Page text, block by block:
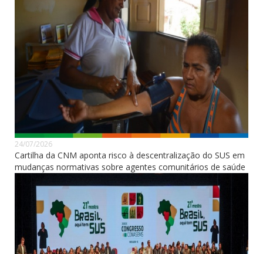
24/07/2026
Cartilha da CNM aponta risco à descentralização do SUS em
mudanças normativas sobre agentes comunitários de saúde